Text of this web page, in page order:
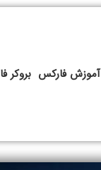
آموزش فارکس بروکر